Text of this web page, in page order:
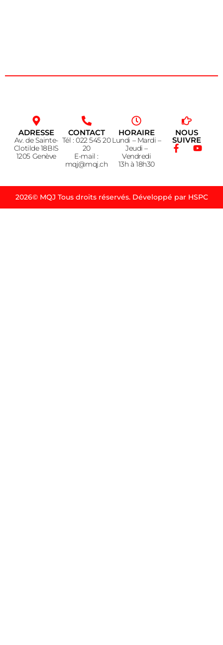
ADRESSE
Av. de Sainte-
Clotilde 18BIS
1205 Genève
CONTACT
Tél : 022 545 20
20
E-mail :
mqj@mqj.ch
HORAIRE
Lundi – Mardi –
Jeudi –
Vendredi
13h à 18h30
NOUS
SUIVRE
2026© MQJ Tous droits réservés. Développé par HSPC